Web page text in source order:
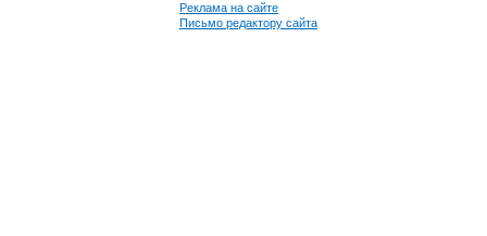
Реклама на сайте
Письмо редактору сайта